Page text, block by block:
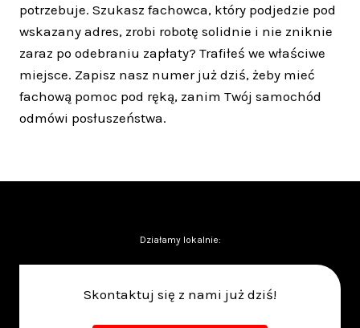
potrzebuje. Szukasz fachowca, który podjedzie pod
wskazany adres, zrobi robotę solidnie i nie zniknie
zaraz po odebraniu zapłaty? Trafiłeś we właściwe
miejsce. Zapisz nasz numer już dziś, żeby mieć
fachową pomoc pod ręką, zanim Twój samochód
odmówi posłuszeństwa.
Działamy lokalnie:
Skontaktuj się z nami już dziś!